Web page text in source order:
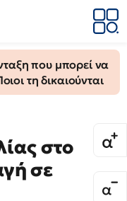
που μπορεί να
τη δικαιούνται
στο
σε